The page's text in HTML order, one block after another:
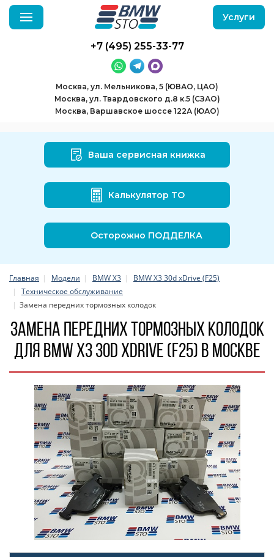
+7 (495) 255-33-77
Москва, ул. Мельникова, 5 (ЮВАО, ЦАО)
Москва, ул. Твардовского д.8 к.5 (СЗАО)
Москва, Варшавское шоссе 122А (ЮАО)
Услуги
Ваша сервисная книжка
Калькулятор ТО
Осторожно ПОДДЕЛКА
Главная Модели BMW X3
BMW X3 30d xDrive (F25)
Техническое обслуживание
Замена передних тормозных колодок
Замена передних тормозных колодок
для BMW X3 30d xDrive (F25) в Москве